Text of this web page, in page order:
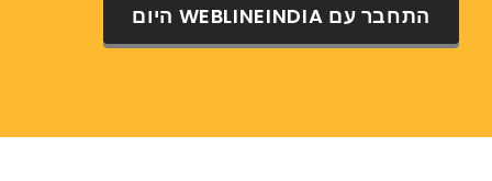
התחבר עם WEBLINEINDIA היום